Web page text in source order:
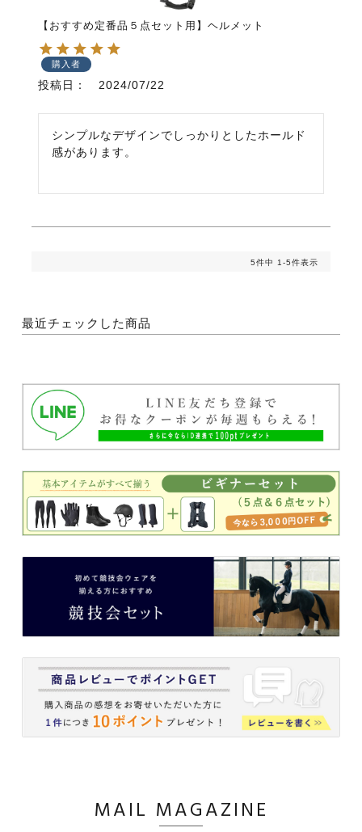
【おすすめ定番品５点セット用】ヘルメット
購入者
投稿日 2024/07/22
シンプルなデザインでしっかりとしたホールド
感があります。
5件中 1-5件表示
最近チェックした商品
MAIL MAGAZINE